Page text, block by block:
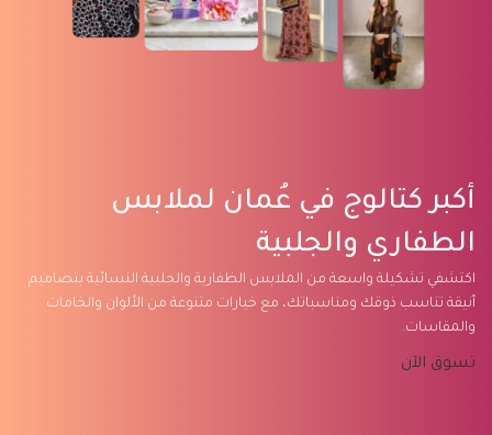
أكبر كتالوج في عُمان لملابس
الطفاري والجلبية
اكتشفي تشكيلة واسعة من الملابس الظفارية والجلبية النسائية بتصاميم
أنيقة تناسب ذوقك ومناسباتك، مع خيارات متنوعة من الألوان والخامات
والمقاسات.
تسوق الآن